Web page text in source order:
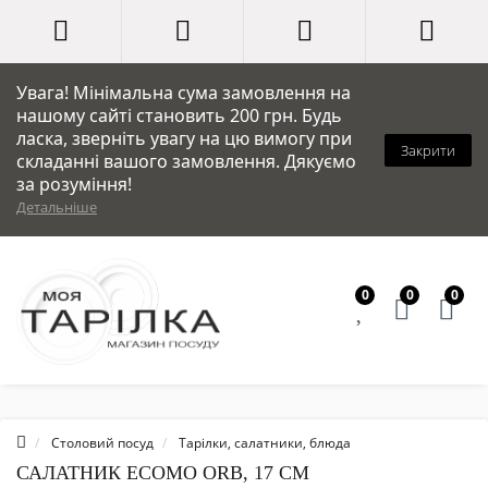
Увага! Мінімальна сума замовлення на
нашому сайті становить 200 грн. Будь
ласка, зверніть увагу на цю вимогу при
складанні вашого замовлення. Дякуємо
за розуміння!
Детальніше
Закрити
0 0 0
Столовий посуд Тарілки, салатники, блюда
САЛАТНИК ECOMO ORB, 17 СМ